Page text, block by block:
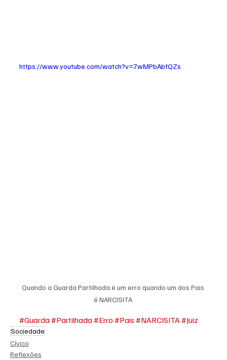
https://www.youtube.com/watch?v=7wMPbAbfQZs
Quando a Guarda Partilhada é um erro quando um dos Pais
é NARCISITA
#Guarda #Partilhada #Erro #Pais #NARCISITA #Juiz
Sociedade
Cívico
Reflexões